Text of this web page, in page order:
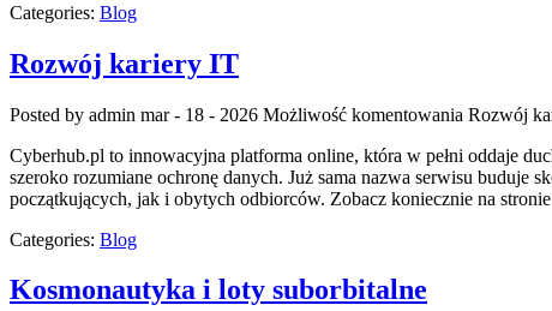
Categories: Blog
Rozwój kariery IT
Posted by admin mar - 18 - 2026 Możliwość komentowania Rozwój
Cyberhub.pl to innowacyjna platforma online, która w pełni oddaje
szeroko rozumiane ochronę danych. Już sama nazwa serwisu buduje
początkujących, jak i obytych odbiorców. Zobacz koniecznie na
Categories: Blog
Kosmonautyka i loty suborbitalne